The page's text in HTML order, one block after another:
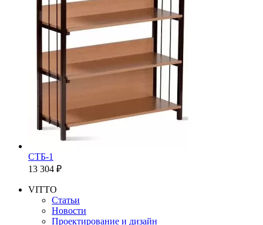
СТБ-1
13 304 ₽
VITTO
Статьи
Новости
Проектирование и дизайн